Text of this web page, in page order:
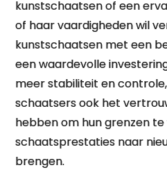
kunstschaatsen of een
of haar vaardigheden wil
kunstschaatsen met een
een waardevolle
meer stabiliteit en
schaatsers ook het
hebben om hun grenzen
schaatsprestaties naar
brengen.